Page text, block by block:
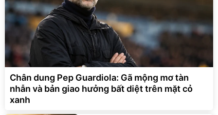
Chân dung Pep Guardiola: Gã mộng mơ tàn
nhẫn và bản giao hưởng bất diệt trên mặt cỏ
xanh